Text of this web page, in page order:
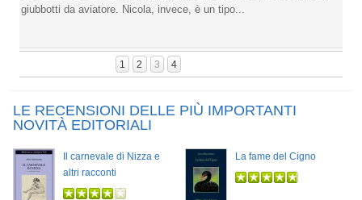
giubbotti da aviatore. Nicola, invece, è un tipo...
1 2 3 4
LE RECENSIONI DELLE PIÙ IMPORTANTI
NOVITÀ EDITORIALI
Il carnevale di Nizza e
altri racconti
La fame del Cigno